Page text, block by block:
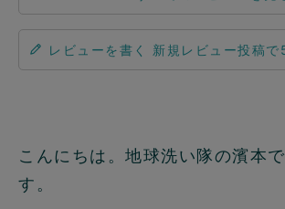
レビューを書く
こんにちは。地球洗い隊の濱本で
す。